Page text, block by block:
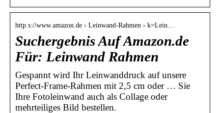
http s://www.amazon.de › Leinwand-Rahmen › k=Lein…
Suchergebnis Auf Amazon.de
Für: Leinwand Rahmen
Gespannt wird Ihr Leinwanddruck auf unsere
Perfect-Frame-Rahmen mit 2,5 cm oder … Sie
Ihre Fotoleinwand auch als Collage oder
mehrteiliges Bild bestellen.